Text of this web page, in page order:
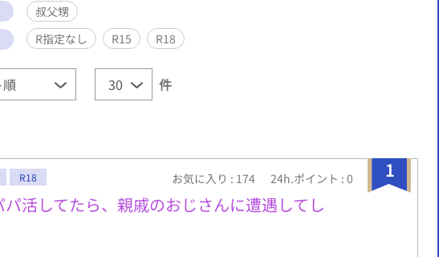
叔父甥
R指定なし R15 R18
件
1
R18 お気に入り : 174 24h.ポイント : 0
パ活してたら、親戚のおじさんに遭遇してし